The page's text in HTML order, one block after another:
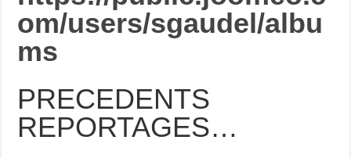
om/users/sgaudel/albu
ms
PRECEDENTS
REPORTAGES…